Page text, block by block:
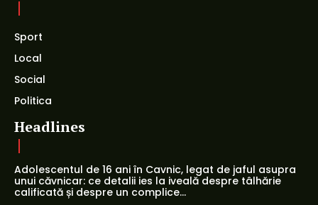
Sport
Local
Social
Politica
Headlines
Adolescentul de 16 ani în Cavnic, legat de jaful asupra
unui căvnicar: ce detalii ies la iveală despre tâlhărie
calificată și despre un complice...